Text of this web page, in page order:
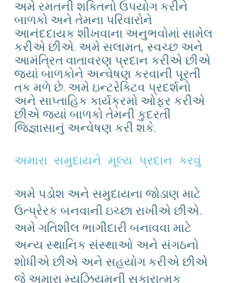
અમે રમતની શક્તિનો ઉપયોગ કરીને
બાળકો અને તેમના પરિવારોને
આનંદદાયક શીખવાના અનુભવોમાં સામેલ
કરીએ છીએ. અમે સલામત, સ્વચ્છ અને
આમંત્રિત વાતાવરણ પ્રદાન કરીએ છીએ
જ્યાં બાળકોને અન્વેષણ કરવાની પૂરતી
તક મળે છે. અમે ઇન્ટરેક્ટિવ પ્રદર્શનો
અને સાપ્તાહિક કાર્યક્રમો ઓફર કરીએ
છીએ જ્યાં બાળકો તેમની કુદરતી
જિજ્ઞાસાનું અન્વેષણ કરી શકે.
અમારા સમુદાયને મૂલ્ય પ્રદાન કરવું
અમે પડોશ અને સમુદાયના જોડાણ માટે
ઉત્પ્રેરક બનવાની ઇચ્છા રાખીએ છીએ.
અમે ગતિશીલ ભાગીદારી બનાવવા માટે
અન્ય સ્થાનિક સંસ્થાઓ અને સંગઠનો
શોધીએ છીએ અને સહયોગ કરીએ છીએ
જે અમારા મ્યુઝિયમની સકારાત્મક